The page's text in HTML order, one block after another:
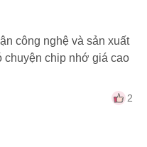
công nghệ và sản xuất
chuyện chip nhớ giá cao
2